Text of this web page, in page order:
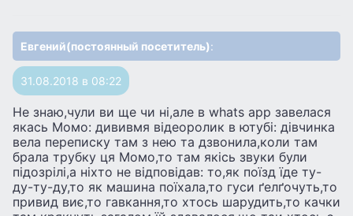
Евгений(постоянный посетитель):
31.08.2018 в 08:22
Не знаю,чули ви ще чи ні,але в whats app завелася
якась Момо: дививмя відеоролик в ютубі: дівчинка
вела переписку там з нею та дзвонила,коли там
брала трубку ця Момо,то там якісь звуки були
підозрілі,а ніхто не відповідав: то,як поїзд їде ту-
ду-ту-ду,то як машина поїхала,то гуси ґелґочуть,то
привид виє,то гавкання,то хтось шарудить,то качки